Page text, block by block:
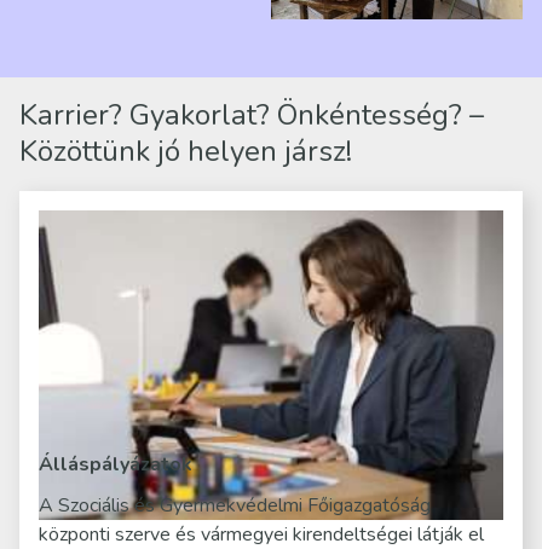
Karrier? Gyakorlat? Önkéntesség? –
Közöttünk jó helyen jársz!
Álláspályázatok
A Szociális és Gyermekvédelmi Főigazgatóság
központi szerve és vármegyei kirendeltségei látják el